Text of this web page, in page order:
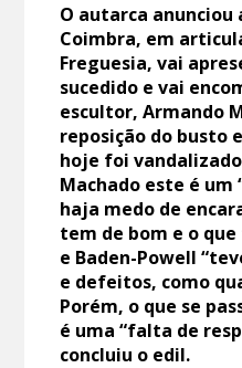
O autarca anunciou
Coimbra, em
Freguesia, vai
sucedido e vai
escultor, Armando
reposição do busto
hoje foi
Machado este é um
haja medo de
tem de bom e o
e Baden-Powell
e defeitos, como
Porém, o que se
é uma “falta de
concluiu o edil.